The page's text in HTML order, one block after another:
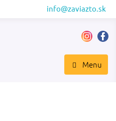
info@zaviazto.sk